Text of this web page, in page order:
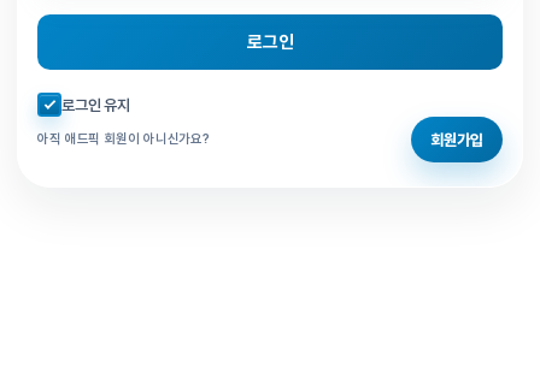
로그인
자동로그인 체크
로그인 유지
아직 애드픽 회원이 아니신가요? 회원가입